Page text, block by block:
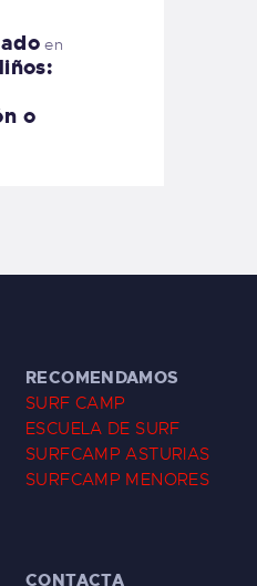
en
o
RECOMENDAMOS
SURF CAMP
ESCUELA DE SURF
SURFCAMP ASTURIAS
SURFCAMP MENORES
CONTACTA